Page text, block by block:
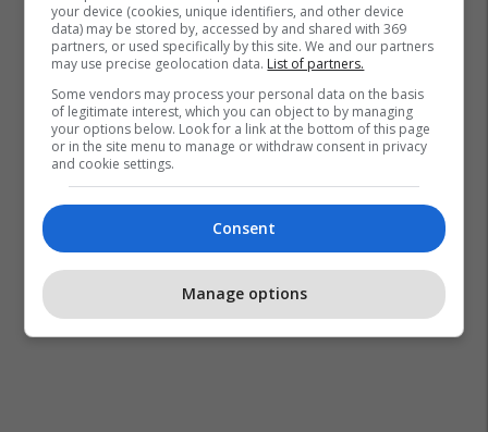
your device (cookies, unique identifiers, and other device
data) may be stored by, accessed by and shared with 369
partners, or used specifically by this site. We and our partners
may use precise geolocation data. List of partners.
Some vendors may process your personal data on the basis
of legitimate interest, which you can object to by managing
your options below. Look for a link at the bottom of this page
or in the site menu to manage or withdraw consent in privacy
and cookie settings.
Consent
Manage options